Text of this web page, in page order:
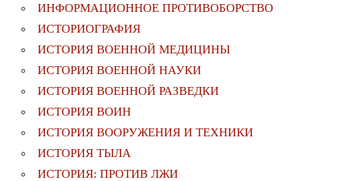
ИНФОРМАЦИОННОЕ ПРОТИВОБОРСТВО
ИСТОРИОГРАФИЯ
ИСТОРИЯ ВОЕННОЙ МЕДИЦИНЫ
ИСТОРИЯ ВОЕННОЙ НАУКИ
ИСТОРИЯ ВОЕННОЙ РАЗВЕДКИ
ИСТОРИЯ ВОИН
ИСТОРИЯ ВООРУЖЕНИЯ И ТЕХНИКИ
ИСТОРИЯ ТЫЛА
ИСТОРИЯ: ПРОТИВ ЛЖИ